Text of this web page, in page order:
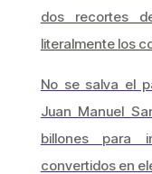
dos recortes
literalmente los
No se salva el
Juan Manuel
billones para
convertidos en